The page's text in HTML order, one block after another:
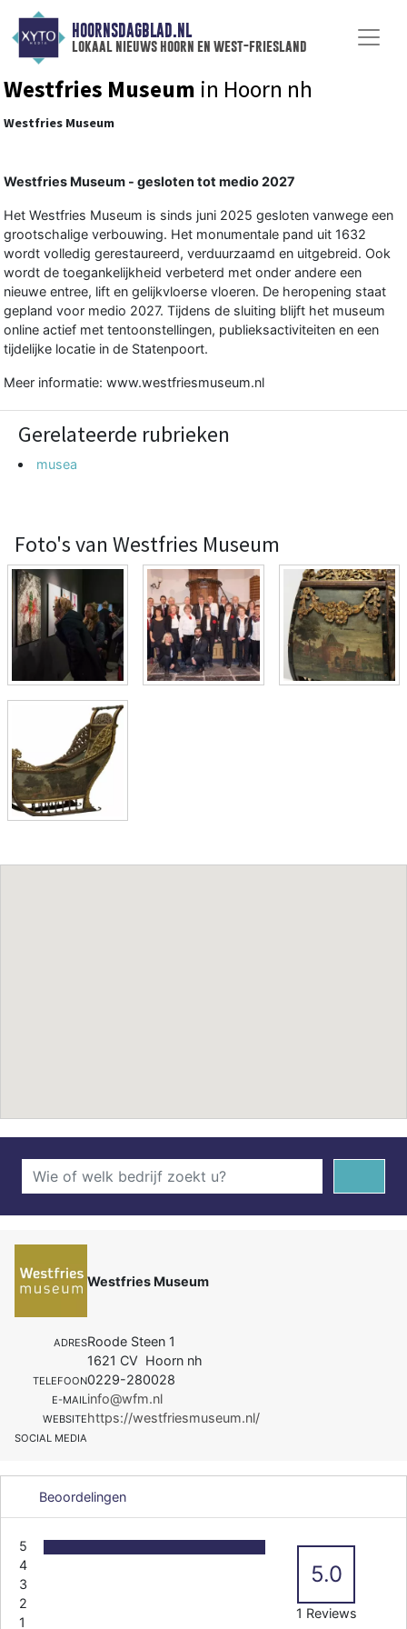
HOORNSDAGBLAD.NL
lokaal nieuws hoorn en west-friesland
Westfries Museum in Hoorn nh
Westfries Museum
Westfries Museum - gesloten tot medio 2027
Het Westfries Museum is sinds juni 2025 gesloten vanwege een
grootschalige verbouwing. Het monumentale pand uit 1632
wordt volledig gerestaureerd, verduurzaamd en uitgebreid. Ook
wordt de toegankelijkheid verbeterd met onder andere een
nieuwe entree, lift en gelijkvloerse vloeren. De heropening staat
gepland voor medio 2027. Tijdens de sluiting blijft het museum
online actief met tentoonstellingen, publieksactiviteiten en een
tijdelijke locatie in de Statenpoort.
Meer informatie: www.westfriesmuseum.nl
Gerelateerde rubrieken
musea
Foto's van Westfries Museum
Westfries Museum
ADRESRoode Steen 1
1621 CV Hoorn nh
TELEFOON0229-280028
E-MAILinfo@wfm.nl
WEBSITEhttps://westfriesmuseum.nl/
SOCIAL MEDIA
Beoordelingen
5
4
3
2
1
5.0
1 Reviews